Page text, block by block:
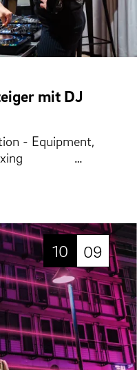
mit DJ
- Equipment,
Mixing …
10 09